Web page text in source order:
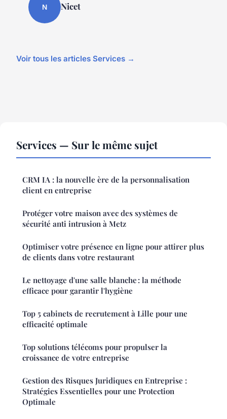
N Nicet
Voir tous les articles Services →
Services — Sur le même sujet
CRM IA : la nouvelle ère de la personnalisation
client en entreprise
Protéger votre maison avec des systèmes de
sécurité anti intrusion à Metz
Optimiser votre présence en ligne pour attirer plus
de clients dans votre restaurant
Le nettoyage d'une salle blanche : la méthode
efficace pour garantir l'hygiène
Top 5 cabinets de recrutement à Lille pour une
efficacité optimale
Top solutions télécoms pour propulser la
croissance de votre entreprise
Gestion des Risques Juridiques en Entreprise :
Stratégies Essentielles pour une Protection
Optimale